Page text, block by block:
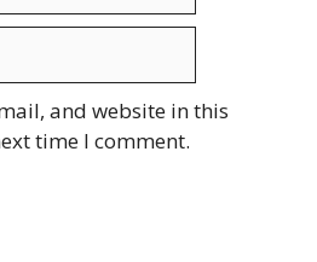
and website in this
time I comment.